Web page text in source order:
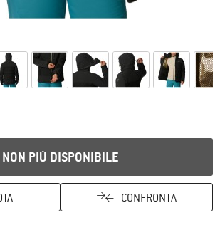
NON PIÙ DISPONIBILE
CONFRONTA